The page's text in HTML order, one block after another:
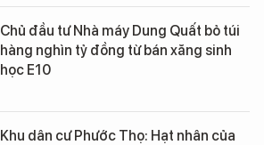
Chủ đầu tư Nhà máy Dung Quất bỏ túi
hàng nghìn tỷ đồng từ bán xăng sinh
học E10
Khu dân cư Phước Thọ: Hạt nhân của